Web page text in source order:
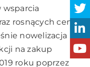
wsparcia
rosnących cen
nowelizacja
na zakup
roku poprzez